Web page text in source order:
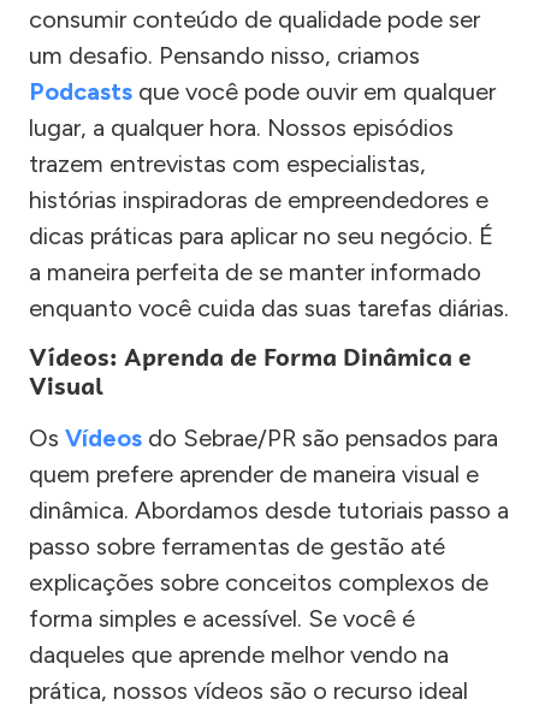
consumir conteúdo de qualidade pode ser
um desafio. Pensando nisso, criamos
Podcasts que você pode ouvir em qualquer
lugar, a qualquer hora. Nossos episódios
trazem entrevistas com especialistas,
histórias inspiradoras de empreendedores e
dicas práticas para aplicar no seu negócio. É
a maneira perfeita de se manter informado
enquanto você cuida das suas tarefas diárias.
Vídeos: Aprenda de Forma Dinâmica e
Visual
Os Vídeos do Sebrae/PR são pensados para
quem prefere aprender de maneira visual e
dinâmica. Abordamos desde tutoriais passo a
passo sobre ferramentas de gestão até
explicações sobre conceitos complexos de
forma simples e acessível. Se você é
daqueles que aprende melhor vendo na
prática, nossos vídeos são o recurso ideal